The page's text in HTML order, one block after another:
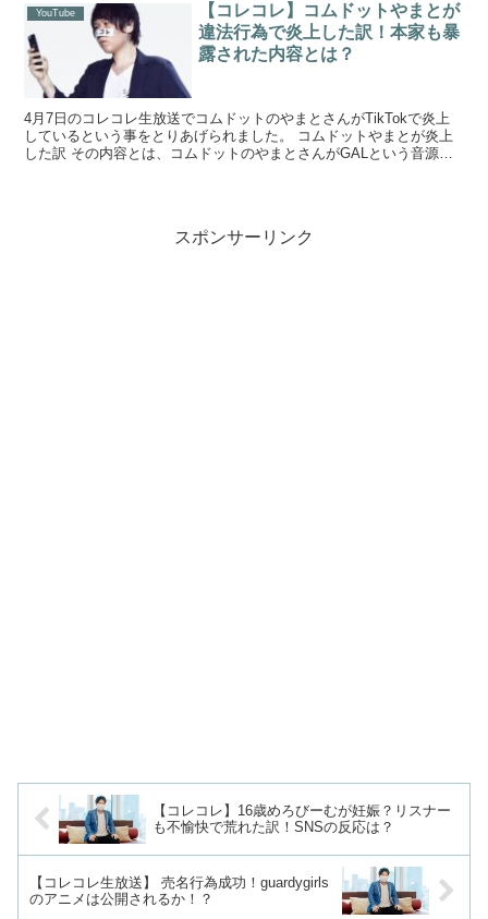
YouTube
【コレコレ】コムドットやまとが
違法行為で炎上した訳！本家も暴
露された内容とは？
4月7日のコレコレ生放送でコムドットのやまとさんがTikTokで炎上
しているという事をとりあげられました。 コムドットやまとが炎上
した訳 その内容とは、コムドットのやまとさんがGALという音源を
スポンサーリンク
【コレコレ】16歳めろびーむが妊娠？リスナー
も不愉快で荒れた訳！SNSの反応は？
【コレコレ生放送】 売名行為成功！guardygirls
のアニメは公開されるか！？